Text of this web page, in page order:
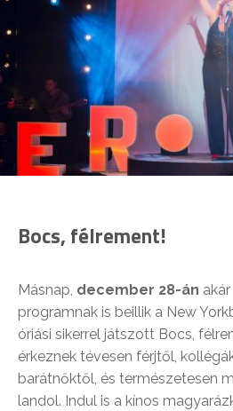
Bocs, félrement!
Másnap, december 28-án
programnak is beillik a New
óriási sikerrel játszott Bocs,
érkeznek tévesen férjtől,
barátnőktől, és természetesen
landol. Indul is a kínos